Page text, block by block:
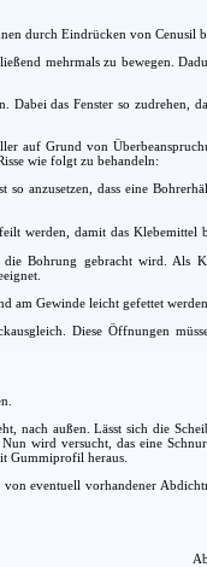
durch Eindrücken von Cenusil
mehrmals zu bewegen.
das Fenster so zudrehen,
auf Grund von
wie folgt zu behandeln:
anzusetzen, dass eine
werden, damit das
Bohrung gebracht wird. Als
am Gewinde leicht gefettet werden.
Diese Öffnungen
nach außen. Lässt sich die
wird versucht, das eine
Gummiprofil heraus.
eventuell vorhandener